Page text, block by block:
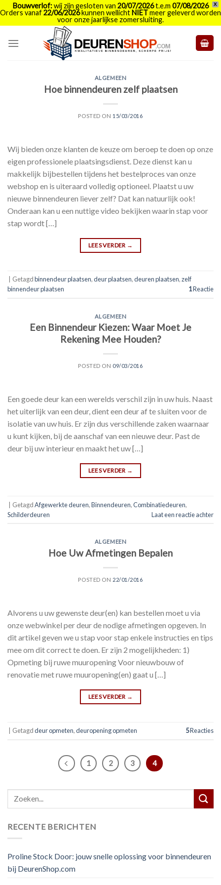
X
Bouwverlof:wij zijn gesloten van 20/07/2026t.e.m 07/08/2026
Orders vanaf22/06/2026kunnen wellichtNIETmeer geleverd worden
voor onze jaarlijkse zomersluiting.
ALGEMEEN
Hoe binnendeuren zelf plaatsen
POSTED ON 15/03/2016
Wij bieden onze klanten de keuze om beroep te doen op onze
eigen professionele plaatsingsdienst. Deze dienst kan u
makkelijk bijbestellen tijdens het bestelproces van onze
webshop en is uiteraard volledig optioneel. Plaatst u uw
nieuwe binnendeuren liever zelf? Dat kan natuurlijk ook!
Onderaan kan u een nuttige video bekijken waarin stap voor
stap wordt […]
LEES VERDER →
Getagdbinnendeur plaatsen,deur plaatsen,deuren plaatsen,zelf
binnendeur plaatsen
1Reactie
ALGEMEEN
Een Binnendeur Kiezen: Waar Moet Je
Rekening Mee Houden?
POSTED ON 09/03/2016
Een goede deur kan een werelds verschil zijn in uw huis. Naast
het uiterlijk van een deur, dient een deur af te sluiten voor de
isolatie van uw huis. Er zijn dus verschillende zaken waarnaar
u kunt kijken, bij de aanschaf van een nieuwe deur. Past de
deur bij uw interieur en maakt het uw […]
LEES VERDER →
GetagdAfgewerkte deuren,Binnendeuren,Combinatiedeuren,
Schilderdeuren
Laat een reactie achter
ALGEMEEN
Hoe Uw Afmetingen Bepalen
POSTED ON 22/01/2016
Alvorens u uw gewenste deur(en) kan bestellen moet u via
onze webwinkel per deur de nodige afmetingen opgeven. In
dit artikel geven we u stap voor stap enkele instructies en tips
mee om dit correct te doen. Er zijn 2 mogelijkheden: 1)
Opmeting bij ruwe muuropening Voor nieuwbouw of
renovatie met ruwe muuropening(en) gaat u […]
LEES VERDER →
Getagddeur opmeten,deuropening opmeten 5Reacties
1 2 3 4
RECENTE BERICHTEN
Proline Stock Door: jouw snelle oplossing voor binnendeuren
bij DeurenShop.com